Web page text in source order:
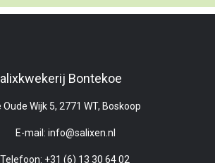
Bontekoe
Oude Wijk 5, 2771 WT, Boskoop
E-mail: info@salixen.nl
Telefoon: +31 (6) 13 30 64 02